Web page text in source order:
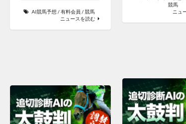
競馬
ニュ
AI競馬予想 /有料会員 /競馬
ニュースを読む